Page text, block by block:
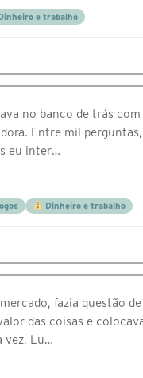
Dinheiro e trabalho
no banco de trás com
Entre mil
eu inter…
Dinheiro e trabalho
fazia questão
das coisas e
vez, Lu…